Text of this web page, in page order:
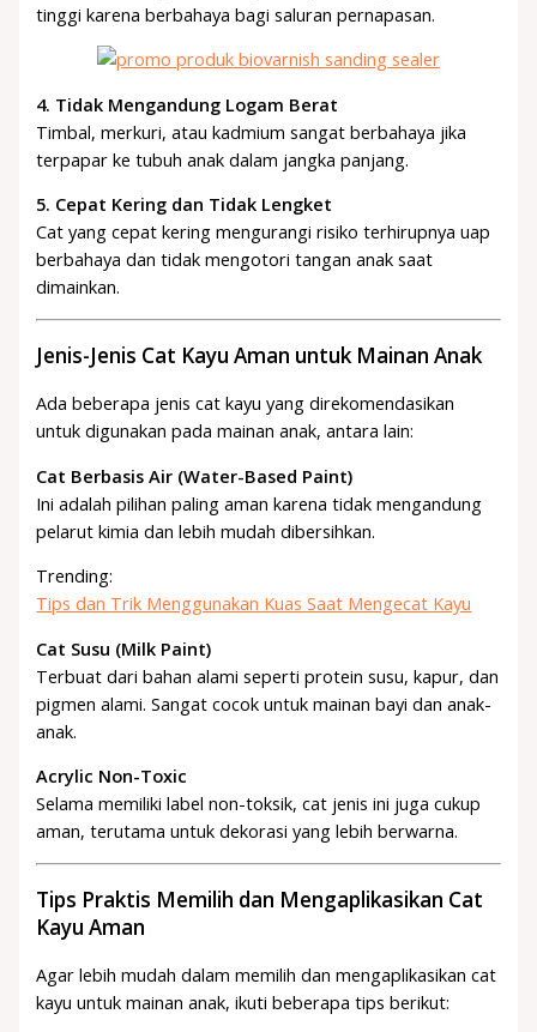
tinggi karena berbahaya bagi saluran pernapasan.
4. Tidak Mengandung Logam Berat
Timbal, merkuri, atau kadmium sangat berbahaya jika
terpapar ke tubuh anak dalam jangka panjang.
5. Cepat Kering dan Tidak Lengket
Cat yang cepat kering mengurangi risiko terhirupnya uap
berbahaya dan tidak mengotori tangan anak saat
dimainkan.
Jenis-Jenis Cat Kayu Aman untuk Mainan Anak
Ada beberapa jenis cat kayu yang direkomendasikan
untuk digunakan pada mainan anak, antara lain:
Cat Berbasis Air (Water-Based Paint)
Ini adalah pilihan paling aman karena tidak mengandung
pelarut kimia dan lebih mudah dibersihkan.
Trending:
Tips dan Trik Menggunakan Kuas Saat Mengecat Kayu
Cat Susu (Milk Paint)
Terbuat dari bahan alami seperti protein susu, kapur, dan
pigmen alami. Sangat cocok untuk mainan bayi dan anak-
anak.
Acrylic Non-Toxic
Selama memiliki label non-toksik, cat jenis ini juga cukup
aman, terutama untuk dekorasi yang lebih berwarna.
Tips Praktis Memilih dan Mengaplikasikan Cat
Kayu Aman
Agar lebih mudah dalam memilih dan mengaplikasikan cat
kayu untuk mainan anak, ikuti beberapa tips berikut: